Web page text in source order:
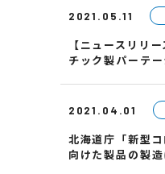
2021.05.11
【ニュースリリ
チック製パーテ
2021.04.01
北海道庁「新型
向けた製品の製